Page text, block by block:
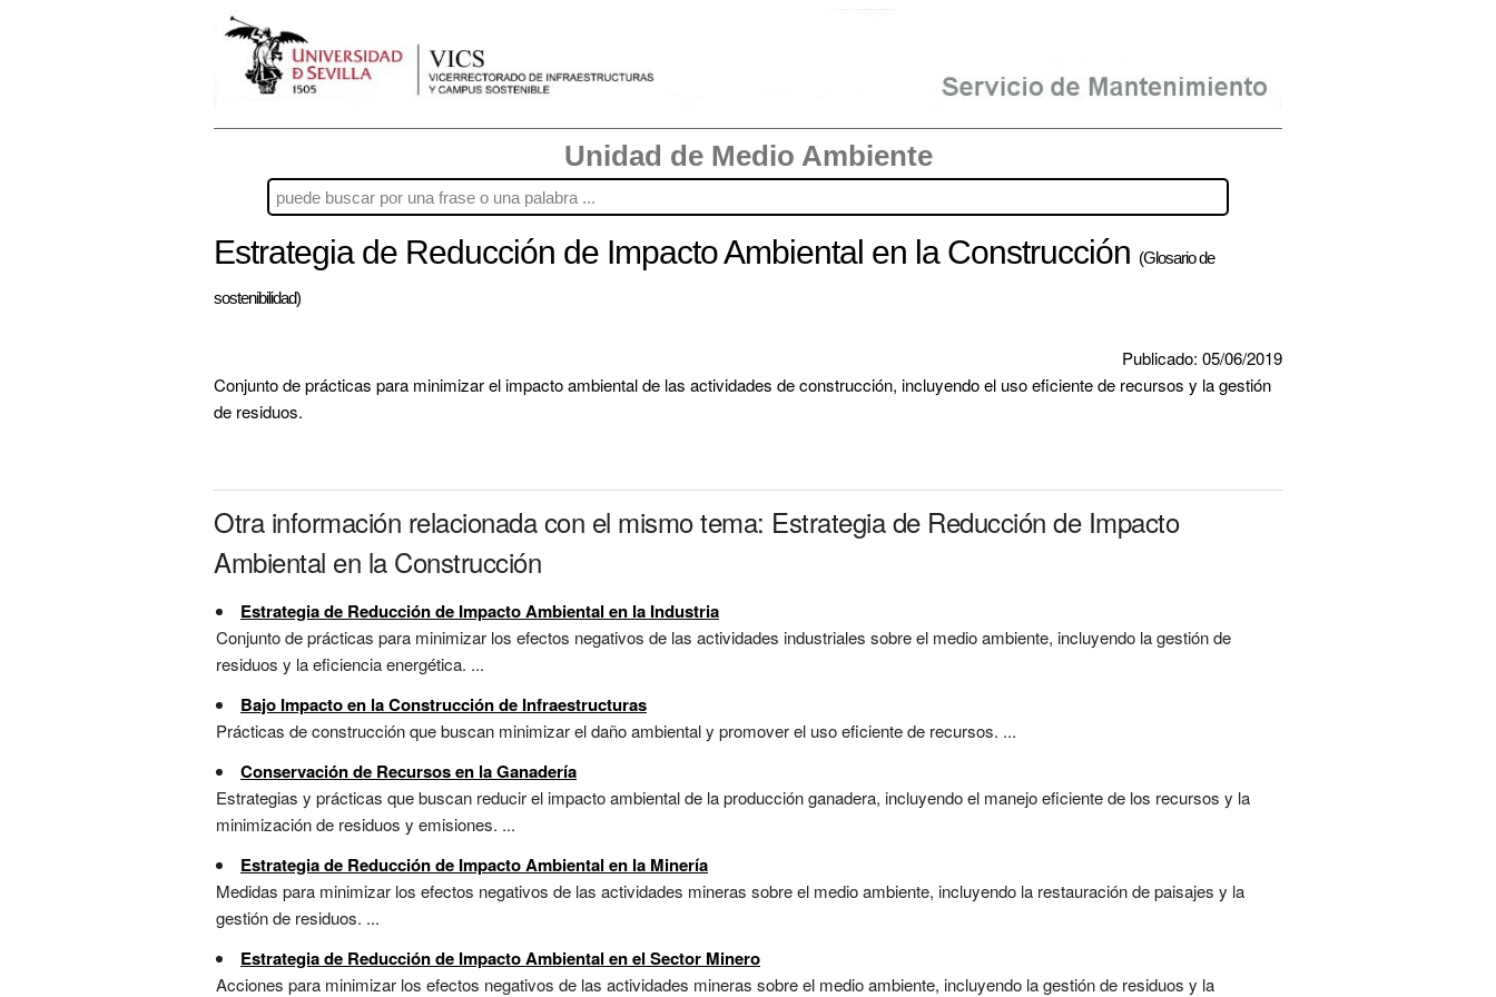
Unidad de Medio Ambiente
Estrategia de Reducción de Impacto Ambiental en la Construcción (Glosario de
sostenibilidad)
Publicado: 05/06/2019
Conjunto de prácticas para minimizar el impacto ambiental de las actividades de construcción, incluyendo el uso eficiente de recursos y la gestión
de residuos.
Otra información relacionada con el mismo tema: Estrategia de Reducción de Impacto
Ambiental en la Construcción
Estrategia de Reducción de Impacto Ambiental en la Industria
Conjunto de prácticas para minimizar los efectos negativos de las actividades industriales sobre el medio ambiente, incluyendo la gestión de
residuos y la eficiencia energética. ...
Bajo Impacto en la Construcción de Infraestructuras
Prácticas de construcción que buscan minimizar el daño ambiental y promover el uso eficiente de recursos. ...
Conservación de Recursos en la Ganadería
Estrategias y prácticas que buscan reducir el impacto ambiental de la producción ganadera, incluyendo el manejo eficiente de los recursos y la
minimización de residuos y emisiones. ...
Estrategia de Reducción de Impacto Ambiental en la Minería
Medidas para minimizar los efectos negativos de las actividades mineras sobre el medio ambiente, incluyendo la restauración de paisajes y la
gestión de residuos. ...
Estrategia de Reducción de Impacto Ambiental en el Sector Minero
Acciones para minimizar los efectos negativos de las actividades mineras sobre el medio ambiente, incluyendo la gestión de residuos y la